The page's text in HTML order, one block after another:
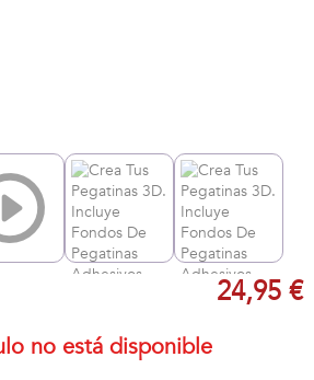
24,95 €
no está disponible